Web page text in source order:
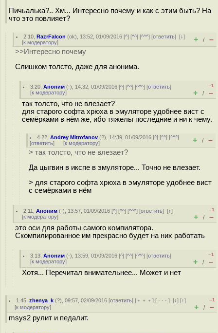
Пичьалька?.. Хм... Интересно почему и как с этим быть? На
что это повлияет?
2.10 ,RazrFalcon (ok), 13:52, 01/09/2016 [^] [^^] [^^^] [ответить][↓]
[к модератору] + / –
>>Интересно почему
Слишком толсто, даже для анонима.
3.20 ,Аноним (-), 14:32, 01/09/2016 [^] [^^] [^^^] [ответить]
[к модератору]
–1
+ / –
так толсто, что не влезает?
для старого софта хрюха в эмуляторе удобнее вист с
семёрками в нём же, ибо тяжелы последние и ни к чему.
4.22 ,Andrey Mitrofanov (?), 14:39, 01/09/2016 [^] [^^] [^^^]
[ответить] [к модератору] + / –
> так толсто, что не влезает?
Да цыгвин в икспе в эмуляторе... Точно не влезает.
> для старого софта хрюха в эмуляторе удобнее вист
с семёрками в нём
2.11 ,Аноним (-), 13:57, 01/09/2016 [^] [^^] [^^^] [ответить][↑]
[к модератору]
–1
+ / –
это оси для работы самого компилятора.
Скомпилированное им прекрасно будет на них работать
3.13 ,Аноним (-), 13:59, 01/09/2016 [^] [^^] [^^^] [ответить]
[к модератору]
–1
+ / –
Хотя... Перечитал внимательнее... Может и нет
1.45 ,zhenya_k (?), 09:57, 02/09/2016 [ответить] [ ﹢﹢﹢] [ · · ·][↓] [↑]
[к модератору]
–1
+ / –
msys2 рулит и педалит.